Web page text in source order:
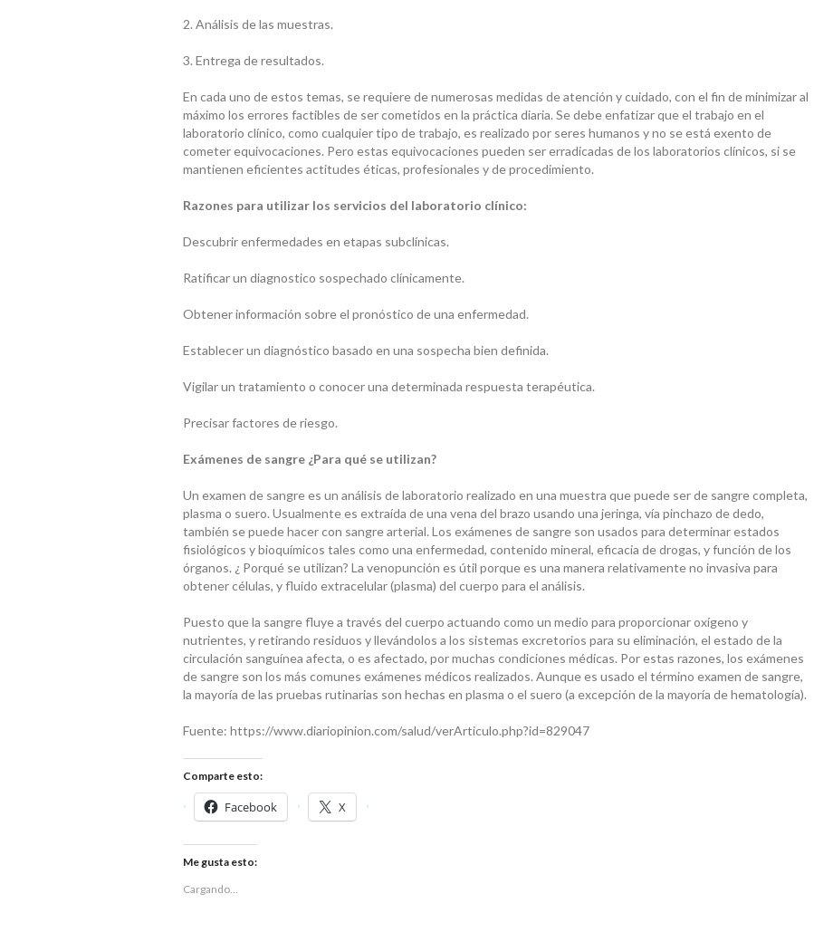
2. Análisis de las muestras.
3. Entrega de resultados.
En cada uno de estos temas, se requiere de numerosas medidas de atención y cuidado, con el fin de minimizar al
máximo los errores factibles de ser cometidos en la práctica diaria. Se debe enfatizar que el trabajo en el
laboratorio clínico, como cualquier tipo de trabajo, es realizado por seres humanos y no se está exento de
cometer equivocaciones. Pero estas equivocaciones pueden ser erradicadas de los laboratorios clínicos, si se
mantienen eficientes actitudes éticas, profesionales y de procedimiento.
Razones para utilizar los servicios del laboratorio clínico:
Descubrir enfermedades en etapas subclínicas.
Ratificar un diagnostico sospechado clínicamente.
Obtener información sobre el pronóstico de una enfermedad.
Establecer un diagnóstico basado en una sospecha bien definida.
Vigilar un tratamiento o conocer una determinada respuesta terapéutica.
Precisar factores de riesgo.
Exámenes de sangre ¿Para qué se utilizan?
Un examen de sangre es un análisis de laboratorio realizado en una muestra que puede ser de sangre completa,
plasma o suero. Usualmente es extraída de una vena del brazo usando una jeringa, vía pinchazo de dedo,
también se puede hacer con sangre arterial. Los exámenes de sangre son usados para determinar estados
fisiológicos y bioquímicos tales como una enfermedad, contenido mineral, eficacia de drogas, y función de los
órganos. ¿ Porqué se utilizan? La venopunción es útil porque es una manera relativamente no invasiva para
obtener células, y fluido extracelular (plasma) del cuerpo para el análisis.
Puesto que la sangre fluye a través del cuerpo actuando como un medio para proporcionar oxígeno y
nutrientes, y retirando residuos y llevándolos a los sistemas excretorios para su eliminación, el estado de la
circulación sanguínea afecta, o es afectado, por muchas condiciones médicas. Por estas razones, los exámenes
de sangre son los más comunes exámenes médicos realizados. Aunque es usado el término examen de sangre,
la mayoría de las pruebas rutinarias son hechas en plasma o el suero (a excepción de la mayoría de hematología).
Fuente: https://www.diariopinion.com/salud/verArticulo.php?id=829047
Comparte esto:
Facebook X
Me gusta esto:
Cargando...